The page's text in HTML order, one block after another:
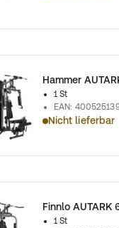
Hammer
1 St
EAN:
Nicht lieferbar
Finnlo
1 St